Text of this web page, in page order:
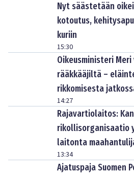
Nyt säästetään
kotoutus,
kuriin
15:30
Oikeusministeri
rääkkääjiltä –
rikkomisesta
14:27
Rajavartiolaitos:
rikollisorganisaatio
laitonta
13:34
Ajatuspaja Suomen